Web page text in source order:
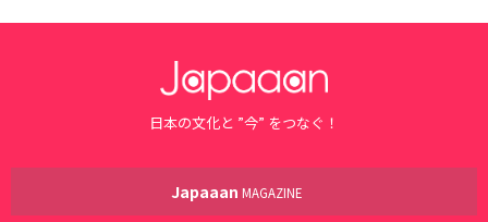
日本の文化と ”今” をつなぐ！
Japaaan MAGAZINE